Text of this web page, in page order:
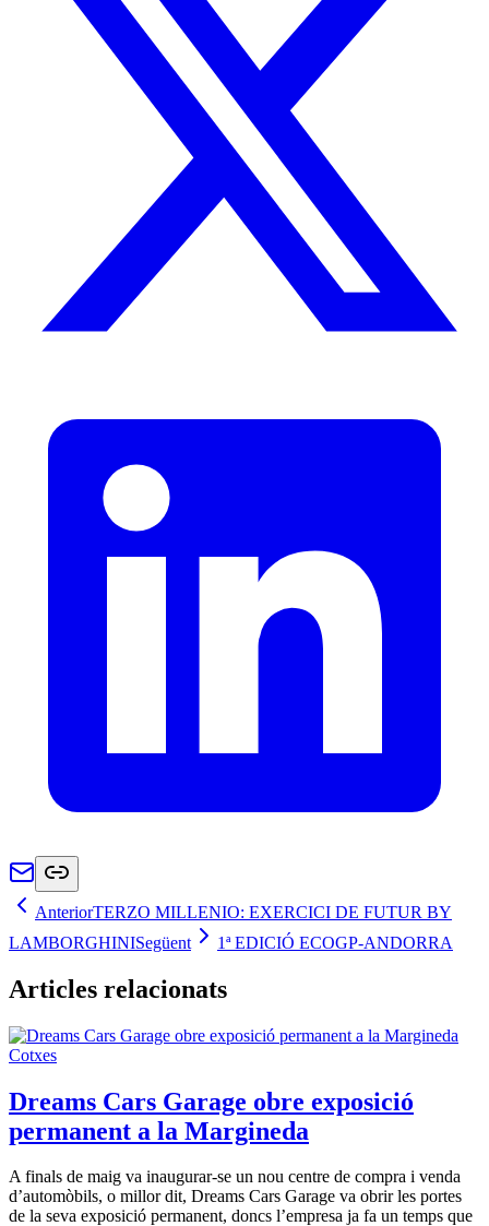
AnteriorTERZO MILLENIO: EXERCICI DE FUTUR BY
LAMBORGHINISegüent 1ª EDICIÓ ECOGP-ANDORRA
Articles relacionats
Cotxes
Dreams Cars Garage obre exposició
permanent a la Margineda
A finals de maig va inaugurar-se un nou centre de compra i venda
d’automòbils, o millor dit, Dreams Cars Garage va obrir les portes
de la seva exposició permanent, doncs l’empresa ja fa un temps que